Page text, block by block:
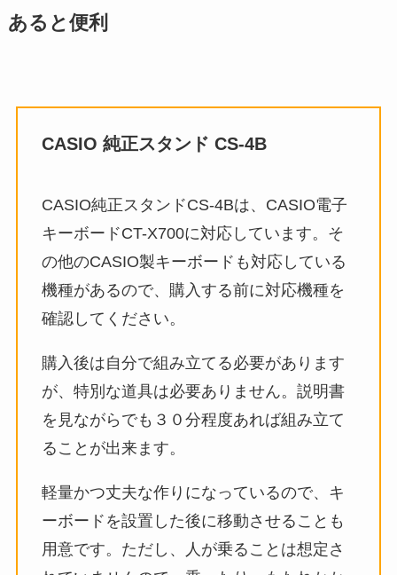
あると便利
CASIO 純正スタンド CS-4B
CASIO純正スタンドCS-4Bは、CASIO電子
キーボードCT-X700に対応しています。そ
の他のCASIO製キーボードも対応している
機種があるので、購入する前に対応機種を
確認してください。
購入後は自分で組み立てる必要があります
が、特別な道具は必要ありません。説明書
を見ながらでも３０分程度あれば組み立て
ることが出来ます。
軽量かつ丈夫な作りになっているので、キ
ーボードを設置した後に移動させることも
用意です。ただし、人が乗ることは想定さ